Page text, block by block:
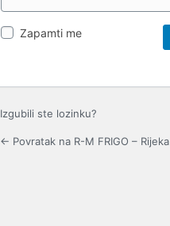
Zapamti me
Izgubili ste lozinku?
← Povratak na R-M FRIGO – Rijeka